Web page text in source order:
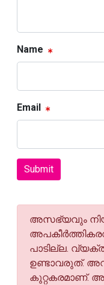
Name
Email
Submit
അസഭ്യവും
പാടില്ല.
ഉണ്ടാവരുത്.
കുറ്റകരമാണ്.